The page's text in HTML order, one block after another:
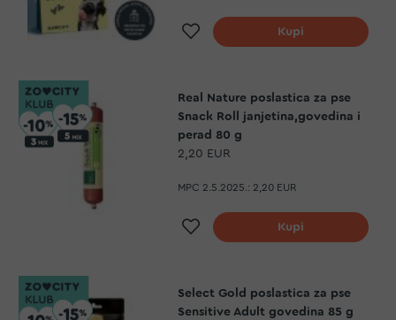
Dodaj na listu želja
Kupi
Real Nature poslastica za pse
Snack Roll janjetina,govedina i
perad 80 g
2,20 EUR
MPC 2.5.2025.: 2,20 EUR
Dodaj na listu želja
Kupi
Select Gold poslastica za pse
Sensitive Adult govedina 85 g